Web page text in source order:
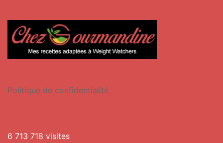
Politique de confidentialité
6 713 718 visites